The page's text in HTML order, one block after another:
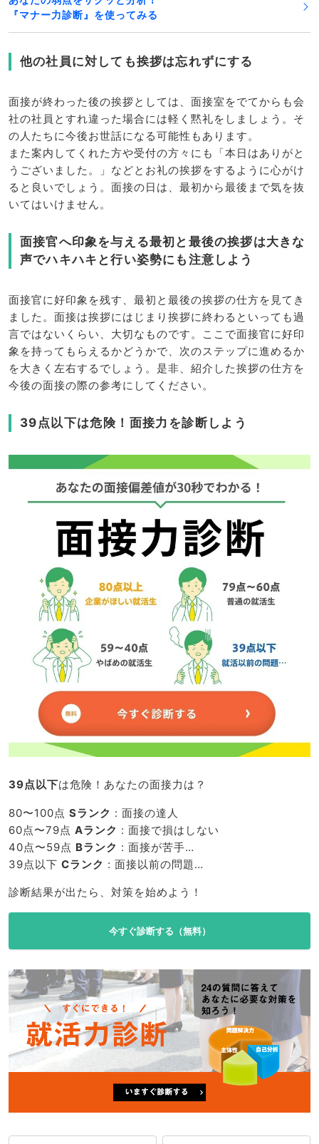
『マナー力診断』を使ってみる
他の社員に対しても挨拶は忘れずにする
面接が終わった後の挨拶としては、面接室をでてからも会
社の社員とすれ違った場合には軽く黙礼をしましょう。そ
の人たちに今後お世話になる可能性もあります。
また案内してくれた方や受付の方々にも「本日はありがと
うございました。」などとお礼の挨拶をするように心がけ
ると良いでしょう。面接の日は、最初から最後まで気を抜
いてはいけません。
面接官へ印象を与える最初と最後の挨拶は大きな
声でハキハキと行い姿勢にも注意しよう
面接官に好印象を残す、最初と最後の挨拶の仕方を見てき
ました。面接は挨拶にはじまり挨拶に終わるといっても過
言ではないくらい、大切なものです。ここで面接官に好印
象を持ってもらえるかどうかで、次のステップに進めるか
を大きく左右するでしょう。是非、紹介した挨拶の仕方を
今後の面接の際の参考にしてください。
39点以下は危険！面接力を診断しよう
39点以下は危険！あなたの面接力は？
80〜100点 Sランク : 面接の達人
60点〜79点 Aランク : 面接で損はしない
40点〜59点 Bランク : 面接が苦手…
39点以下 Cランク : 面接以前の問題…
診断結果が出たら、対策を始めよう！
今すぐ診断する（無料）